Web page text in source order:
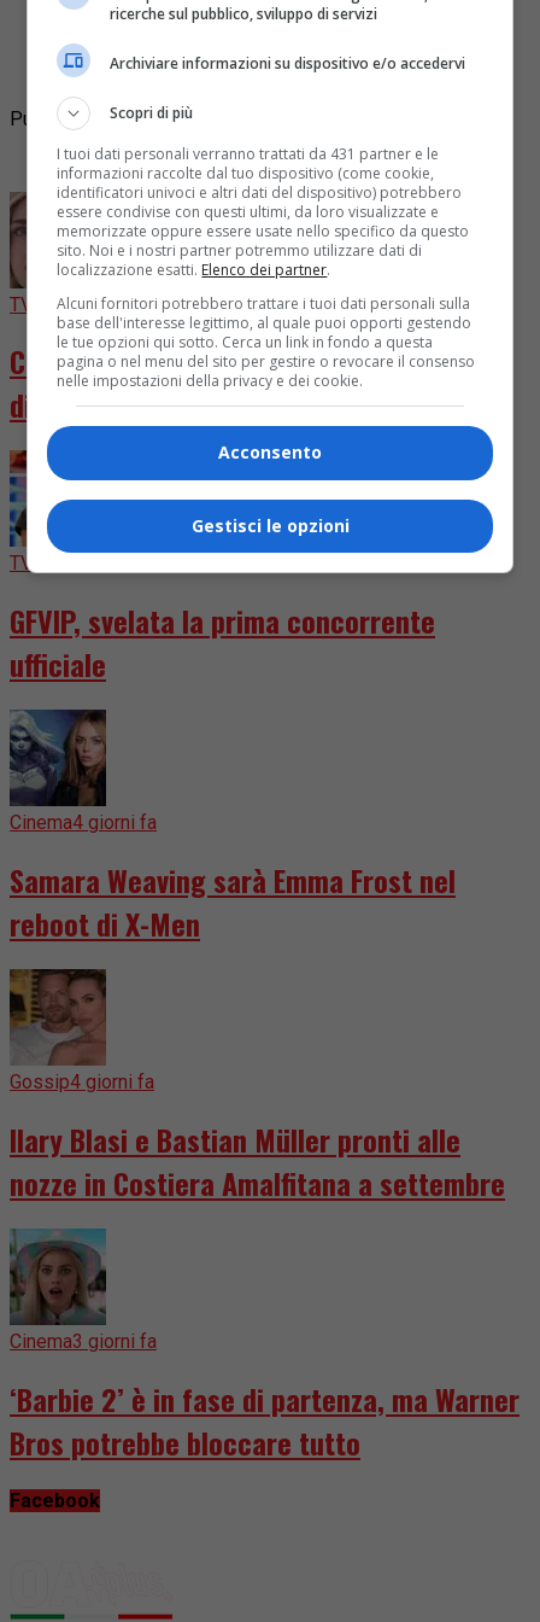
protagonisti indiscussi ed indimenticabili assieme a
Christian De Sica, della pellicola scritta e diretta dai
fratelli...
Pubblicità
I più letti
TV 4 giorni fa
Chiara Ferragni diventa attrice in “Come
distruggere l’ex”
TV
GFVIP, svelata la prima concorrente
ufficiale
Cinema4 giorni fa
Samara Weaving sarà Emma Frost nel
reboot di X-Men
Gossip4 giorni fa
Ilary Blasi e Bastian Müller pronti alle
nozze in Costiera Amalfitana a settembre
Cinema3 giorni fa
‘Barbie 2’ è in fase di partenza, ma Warner
Bros potrebbe bloccare tutto
Facebook
ricerche sul pubblico, sviluppo di servizi
Archiviare informazioni su dispositivo e/o accedervi
Scopri di più
I tuoi dati personali verranno trattati da 431 partner e le
informazioni raccolte dal tuo dispositivo (come cookie,
identificatori univoci e altri dati del dispositivo) potrebbero
essere condivise con questi ultimi, da loro visualizzate e
memorizzate oppure essere usate nello specifico da questo
sito. Noi e i nostri partner potremmo utilizzare dati di
localizzazione esatti. Elenco dei partner.
Alcuni fornitori potrebbero trattare i tuoi dati personali sulla
base dell'interesse legittimo, al quale puoi opporti gestendo
le tue opzioni qui sotto. Cerca un link in fondo a questa
pagina o nel menu del sito per gestire o revocare il consenso
nelle impostazioni della privacy e dei cookie.
Acconsento
Gestisci le opzioni